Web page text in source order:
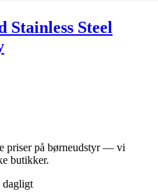
Stainless Steel
priser på børneudstyr — vi
butikker.
dagligt